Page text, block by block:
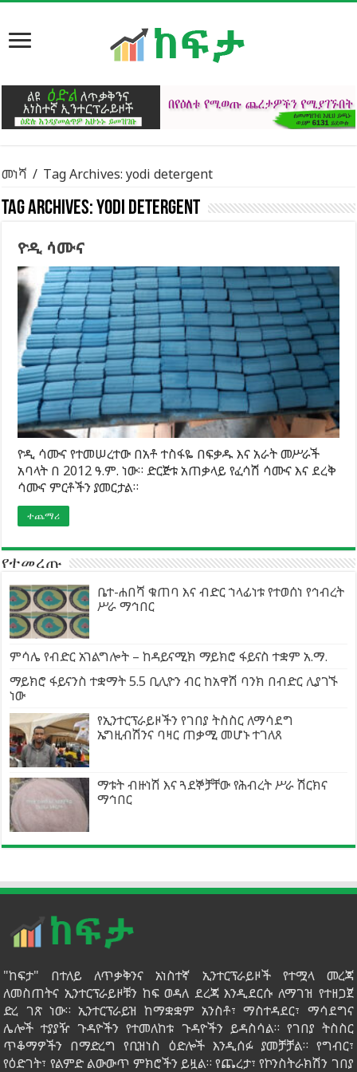
መነሻ / Tag Archives: yodi detergent
Tag Archives:yodi detergent
ዮዲ ሳሙና
ዮዲ ሳሙና የተመሠረተው በአቶ ተስፋዬ በፍቃዱ እና አራት መሥራች
አባላት በ 2012 ዓ.ም. ነው። ድርጅቱ አጠቃላይ የፈሳሽ ሳሙና እና ደረቅ
ሳሙና ምርቶችን ያመርታል።
ተጨማሪ
የተመረጡ
ቤተ-ሐበሻ ቁጠባ እና ብድር ኀላፊነቱ የተወሰነ የኅብረት
ሥራ ማኅበር
ምሳሌ የብድር አገልግሎት – ከዳይናሚክ ማይክሮ ፋይናስ ተቋም አ.ማ.
ማይክሮ ፋይናንስ ተቋማት 5.5 ቢሊዮን ብር ከአዋሽ ባንክ በብድር ሊያገኙ
ነው
የኢንተርፕራይዞችን የገበያ ትስስር ለማሳደግ
ኤግዚብሽንና ባዛር ጠቃሚ መሆኑ ተገለጸ
ማቱት ብዙነሽ እና ጓደኞቻቸው የሕብረት ሥራ ሽርክና
ማኅበር
"ከፍታ" በተለይ ለጥቃቅንና አነስተኛ ኢንተርፕራይዞች የተሟላ መረጃ
ለመስጠትና ኢንተርፕራይዞቹን ከፍ ወዳለ ደረጃ እንዲደርሱ ለማገዝ የተዘጋጀ
ድረ ገጽ ነው። ኢንተርፕራይዝ ከማቋቋም አንስቶ፣ ማስተዳደር፣ ማሳደግና
ሌሎች ተያያዥ ጉዳዮችን የተመለከቱ ጉዳዮችን ይዳስሳል። የገበያ ትስስር
ጥቆማዎችን በማድረግ የቢዝነስ ዕድሎች እንዲሰፉ ያመቻቻል። የግብር፣
የዕድገት፣ የልምድ ልውውጥ ምክሮችን ይዟል። የጨረታ፣ የኮንስትራክሽን ገበያ